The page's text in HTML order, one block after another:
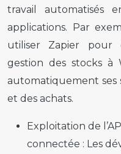
travail automatisés
applications. Par
utiliser Zapier pour
gestion des stocks
automatiquement ses
et des achats.
Exploitation de
connectée : Les